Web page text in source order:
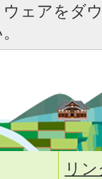
ェアをダ
リ